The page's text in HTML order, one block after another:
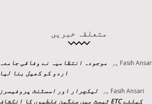
متعلقہ خبریں
Fasih پر
موجودہ انتظامیہ نے وفاقی جامعہ
اردو کو کھیل بنا لیا
Fasih Ansari پر
لیکچرار اور اسسٹنٹ پروفیسرز
کیلئے ETC ٹیسٹ میں سنگین غلطیوں کا انکشاف